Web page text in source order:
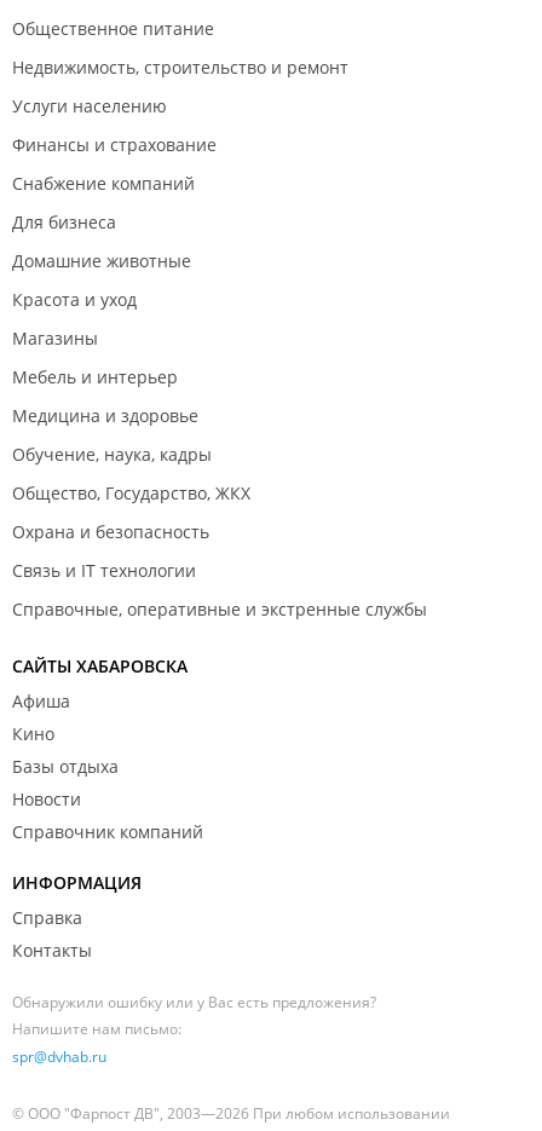
Общественное питание
Недвижимость, строительство и ремонт
Услуги населению
Финансы и страхование
Снабжение компаний
Для бизнеса
Домашние животные
Красота и уход
Магазины
Мебель и интерьер
Медицина и здоровье
Обучение, наука, кадры
Общество, Государство, ЖКХ
Охрана и безопасность
Связь и IT технологии
Справочные, оперативные и экстренные службы
САЙТЫ ХАБАРОВСКА
Афиша
Кино
Базы отдыха
Новости
Справочник компаний
ИНФОРМАЦИЯ
Справка
Контакты
Обнаружили ошибку или у Вас есть предложения?
Напишите нам письмо:
spr@dvhab.ru
© ООО "Фарпост ДВ", 2003—2026 При любом использовании